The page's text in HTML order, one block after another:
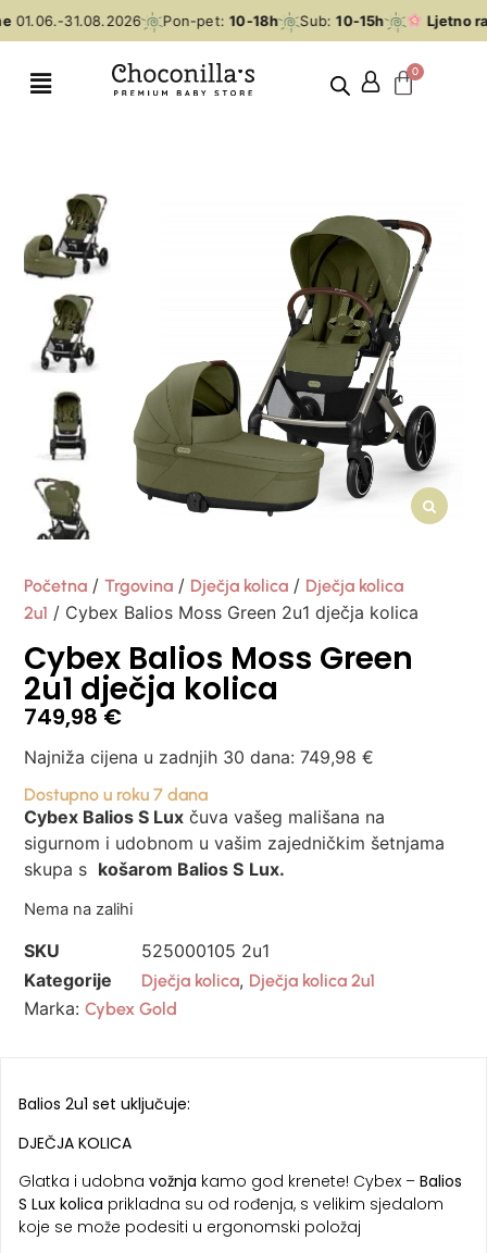
01.06.-31.08.2026 Pon-pet:10-18h Sub:10-15h Ljetno
Početna /Trgovina / Dječja kolica / Dječja kolica
2u1 / Cybex Balios Moss Green 2u1 dječja kolica
Cybex Balios Moss Green
2u1 dječja kolica
749,98€
Najniža cijena u zadnjih 30 dana:749,98€
Dostupno u roku 7 dana
Cybex Balios S Lux čuva vašeg mališana na
sigurnom i udobnom u vašim zajedničkim šetnjama
skupa s košarom Balios S Lux.
Nema na zalihi
SKU
525000105 2u1
Kategorije
Dječja kolica, Dječja kolica 2u1
Marka:Cybex Gold
Balios 2u1 set uključuje:
DJEČJA KOLICA
Glatka i udobna vožnja kamo god krenete! Cybex – Balios
S Lux kolica prikladna su od rođenja, s velikim sjedalom
koje se može podesiti u ergonomski položaj